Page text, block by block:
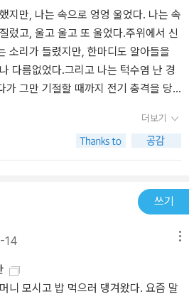
단적으로 보여준 것이다. 로런이 앓는
살아가는 독자에게 건네는 버틀러의
께 아파할 줄 아는 감각, 즉 공감의 감
이들에게 필수적이라 말한다. 나아가,
로 변화를 내세운다. 변화의 힘을 믿고,
아’로 일컫지만, 사실 그 장르에 더 정확
언급했던 ‘이대로 계속 가다가는’이다.
래가 어째서 현실이 되었는지, 그렇게
는지, 그 미래가 반복되지 않으려면 어
야말로 ‘이대로 계속 가다가는’ 장르
이다. 그 과정에서 아무쪼록 버틀러가
한 메시지가 한국 독자들에게까지 닿기
의 말
지만, 나는 속으로 엉엉 울었다. 나는 속
렀고, 울고 울고 또 울었다.주위에서 신
소리가 들렸지만, 한마디도 알아들을
다름없었다.그리고 나는 턱수염 난 경
가 그만 기절할 때까지 전기 충격을 당
더보기
쓰기
14
니 모시고 밥 먹으러 댕겨왔다. 요즘 말